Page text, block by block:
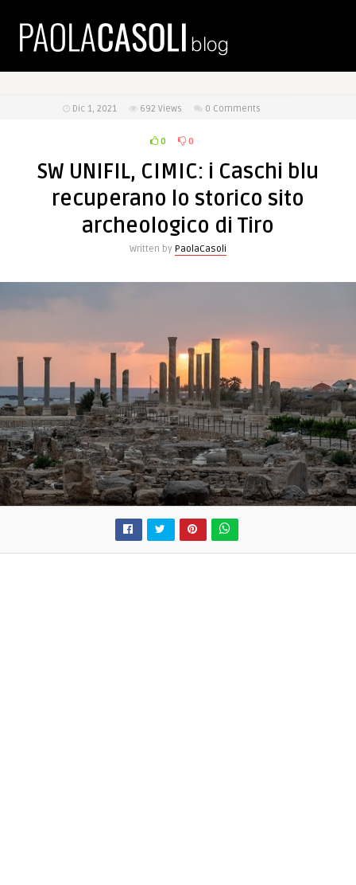
Dic 1, 2021 692 Views 0 Comments
0 0
SW UNIFIL, CIMIC: i Caschi blu
recuperano lo storico sito
archeologico di Tiro
Written by PaolaCasoli